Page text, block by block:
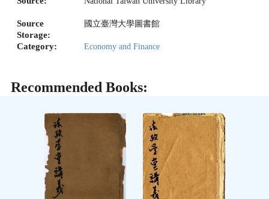
Source
Storage:
國立臺灣大學圖書館
Category: Economy and Finance
Recommended Books: